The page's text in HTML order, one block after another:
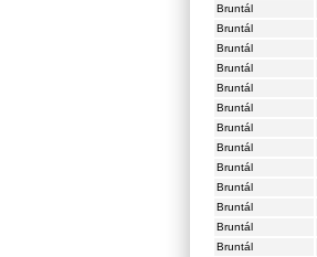
Bruntál
Bruntál
Bruntál
Bruntál
Bruntál
Bruntál
Bruntál
Bruntál
Bruntál
Bruntál
Bruntál
Bruntál
Bruntál